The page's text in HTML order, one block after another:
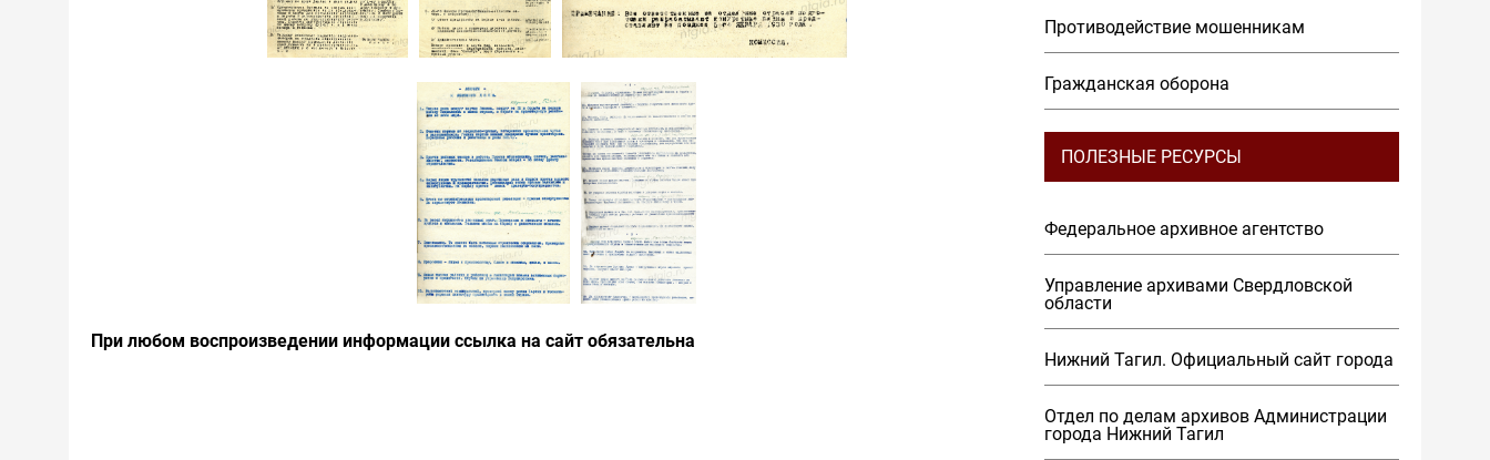
При любом воспроизведении информации ссылка на сайт обязательна
Противодействие мошенникам
Гражданская оборона
ПОЛЕЗНЫЕ РЕСУРСЫ
Федеральное архивное агентство
Управление архивами Свердловской
области
Нижний Тагил. Официальный сайт города
Отдел по делам архивов Администрации
города Нижний Тагил